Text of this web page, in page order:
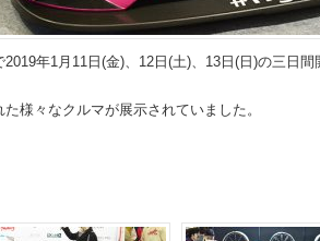
年1月11日(金)、12日(土)、13日(日)の三日
様々なクルマが展示されていました。